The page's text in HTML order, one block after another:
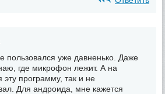
пользовался уже давненько. Даже
где микрофон лежит. А на
программу, так и не
Для андроида, мне кажется